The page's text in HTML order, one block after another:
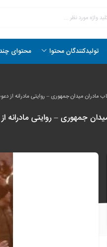
تولیدکنندگان محتوا محتوای
میدان جمهوری – روایتی مادرانه از
جمهوری – روایتی مادرانه